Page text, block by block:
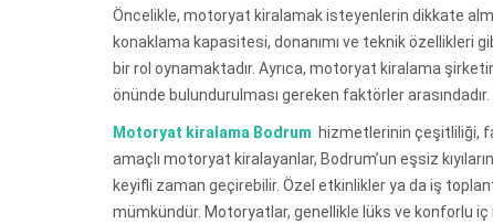
Öncelikle, motoryat kiralamak isteyenlerin dikkate
konaklama kapasitesi, donanımı ve teknik özellikleri
bir rol oynamaktadır. Ayrıca, motoryat kiralama
önünde bulundurulması gereken faktörler arasındadır.
Motoryat kiralama Bodrum hizmetlerinin çeşitliliği,
amaçlı motoryat kiralayanlar, Bodrum’un eşsiz
keyifli zaman geçirebilir. Özel etkinlikler ya da iş
mümkündür. Motoryatlar, genellikle lüks ve konforlu